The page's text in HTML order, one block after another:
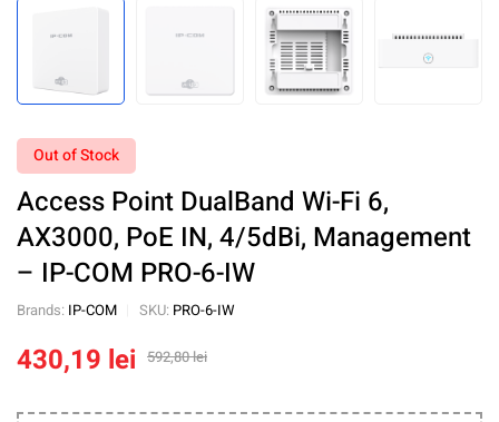
Out of Stock
Access Point DualBand Wi-Fi 6,
AX3000, PoE IN, 4/5dBi, Management
– IP-COM PRO-6-IW
Brands: IP-COM SKU: PRO-6-IW
592,80lei
430,19 lei